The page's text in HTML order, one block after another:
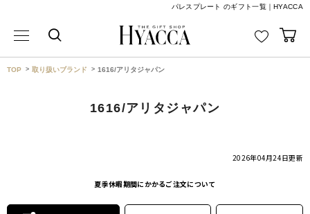
パレスプレート のギフト一覧｜HYACCA
TOP 取り扱いブランド 1616/アリタジャパン
1616/アリタジャパン
2026年04月24日更新
夏季休暇期間にかかるご注文について